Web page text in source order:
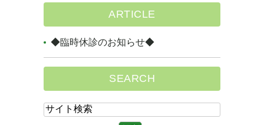
ARTICLE
◆臨時休診のお知らせ◆
SEARCH